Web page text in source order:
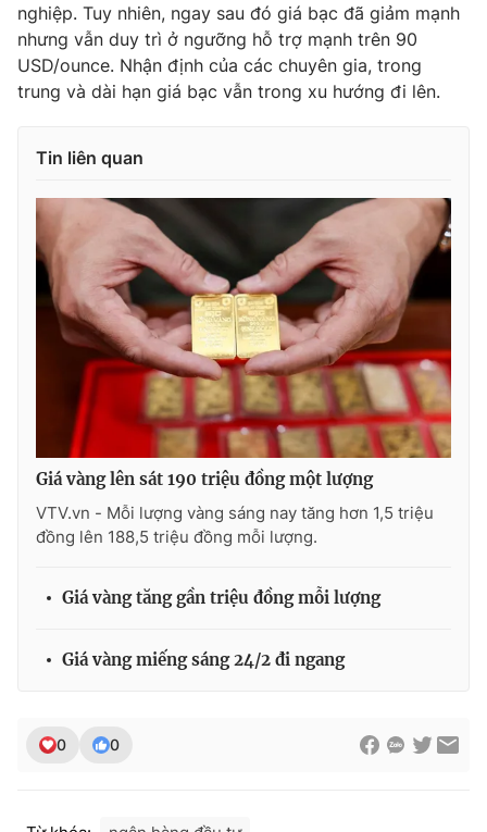
nghiệp. Tuy nhiên, ngay sau đó giá bạc đã giảm mạnh
nhưng vẫn duy trì ở ngưỡng hỗ trợ mạnh trên 90
USD/ounce. Nhận định của các chuyên gia, trong
trung và dài hạn giá bạc vẫn trong xu hướng đi lên.
Tin liên quan
Giá vàng lên sát 190 triệu đồng một lượng
VTV.vn - Mỗi lượng vàng sáng nay tăng hơn 1,5 triệu
đồng lên 188,5 triệu đồng mỗi lượng.
Giá vàng tăng gần triệu đồng mỗi lượng
Giá vàng miếng sáng 24/2 đi ngang
0 0